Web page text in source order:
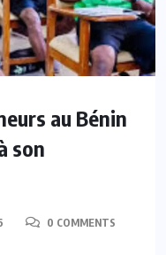
au Bénin
son
0 COMMENTS